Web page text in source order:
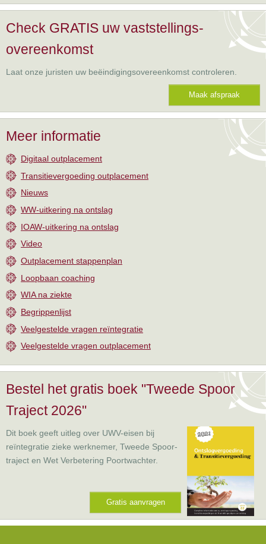
Check GRATIS uw vaststellings-
overeenkomst
Laat onze juristen uw beëindigingsovereenkomst controleren.
Maak afspraak
Meer informatie
Digitaal outplacement
Transitievergoeding outplacement
Nieuws
WW-uitkering na ontslag
IOAW-uitkering na ontslag
Video
Outplacement stappenplan
Loopbaan coaching
WIA na ziekte
Begrippenlijst
Veelgestelde vragen reïntegratie
Veelgestelde vragen outplacement
Bestel het gratis boek "Tweede Spoor
Traject 2026"
Dit boek geeft uitleg over UWV-eisen bij
reïntegratie zieke werknemer, Tweede Spoor-
traject en Wet Verbetering Poortwachter.
Gratis aanvragen